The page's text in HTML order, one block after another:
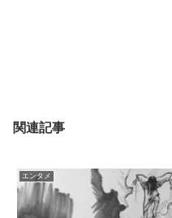
関連記事
エンタメ